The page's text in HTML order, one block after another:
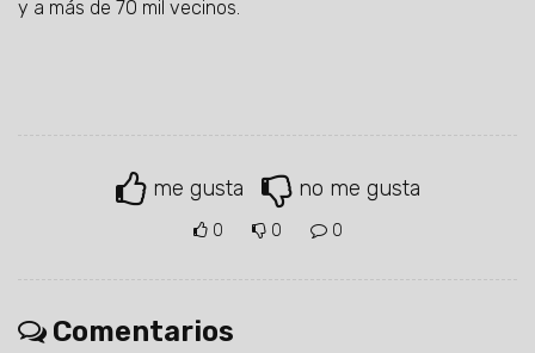
y a más de 70 mil vecinos.
me gusta no me gusta
0 0 0
Comentarios